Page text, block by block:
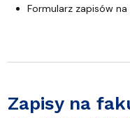
Formularz zapisów
Zapisy na